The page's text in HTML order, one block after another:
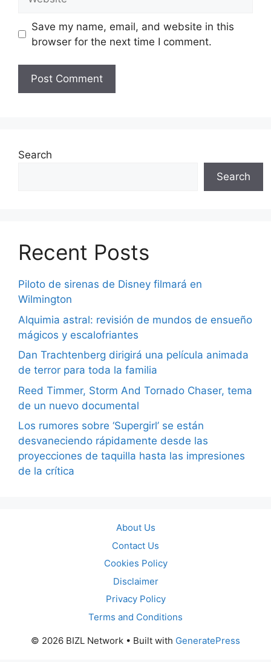
Save my name, email, and website in this
browser for the next time I comment.
Search
Search
Recent Posts
Piloto de sirenas de Disney filmará en
Wilmington
Alquimia astral: revisión de mundos de ensueño
mágicos y escalofriantes
Dan Trachtenberg dirigirá una película animada
de terror para toda la familia
Reed Timmer, Storm And Tornado Chaser, tema
de un nuevo documental
Los rumores sobre ‘Supergirl’ se están
desvaneciendo rápidamente desde las
proyecciones de taquilla hasta las impresiones
de la crítica
About Us
Contact Us
Cookies Policy
Disclaimer
Privacy Policy
Terms and Conditions
© 2026 BIZL Network • Built with GeneratePress